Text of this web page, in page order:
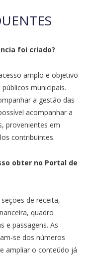
foi criado?
amplo e objetivo
municipais.
a gestão das
acompanhar a
provenientes em
contribuintes.
obter no Portal de
de receita,
quadro
e passagens. As
se dos números
ampliar o conteúdo já